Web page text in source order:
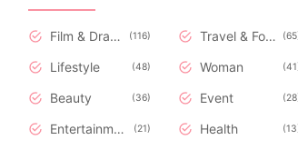
Film & Drakor 116 Travel & Food 65
Lifestyle 48 Woman 41
Beauty 36 Event 28
Entertainment 21 Health 13